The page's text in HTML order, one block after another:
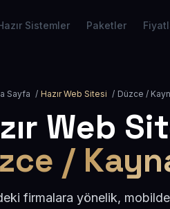
Sistemler Paketler
Sayfa / Hazır Web Sitesi / Düzce /
Web
/
firmalara yönelik,